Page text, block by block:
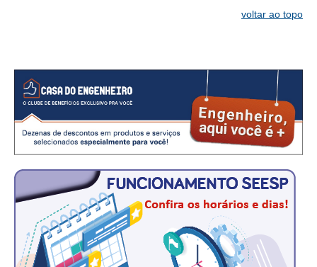
HOMOLOGAÇÕES
PISO SALARIAL
FIQUE POR DENTRO
OPORTUNIDADES
APRESENTAÇÃO
EMPREGO E ESTÁGIO
CARREIRA
voltar ao topo